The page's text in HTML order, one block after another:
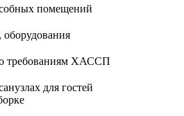
помещений
требованиям ХАССП
для гостей